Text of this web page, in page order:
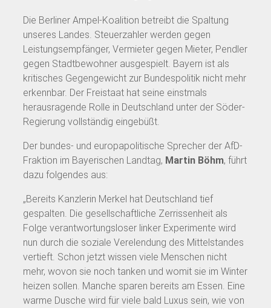
Die Berliner Ampel-Koalition betreibt die Spaltung
unseres Landes. Steuerzahler werden gegen
Leistungsempfänger, Vermieter gegen Mieter, Pendler
gegen Stadtbewohner ausgespielt. Bayern ist als
kritisches Gegengewicht zur Bundespolitik nicht mehr
erkennbar. Der Freistaat hat seine einstmals
herausragende Rolle in Deutschland unter der Söder-
Regierung vollständig eingebüßt.
Der bundes- und europapolitische Sprecher der AfD-
Fraktion im Bayerischen Landtag, Martin Böhm, führt
dazu folgendes aus:
„Bereits Kanzlerin Merkel hat Deutschland tief
gespalten. Die gesellschaftliche Zerrissenheit als
Folge verantwortungsloser linker Experimente wird
nun durch die soziale Verelendung des Mittelstandes
vertieft. Schon jetzt wissen viele Menschen nicht
mehr, wovon sie noch tanken und womit sie im Winter
heizen sollen. Manche sparen bereits am Essen. Eine
warme Dusche wird für viele bald Luxus sein, wie von